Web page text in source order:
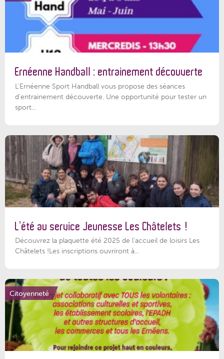
Ernéenne Handball : entrainement découverte
L'Ernéenne Sport Handball vous propose des séances
d'entrainement découverte. Une opportunité pour tester un
sport...
L’été au service Jeunesse Les Châtelets !
Découvrez la plaquette été 2025 de l’accueil de loisirs Les
Châtelets !Les inscriptions ouvriront à...
Citoyenneté